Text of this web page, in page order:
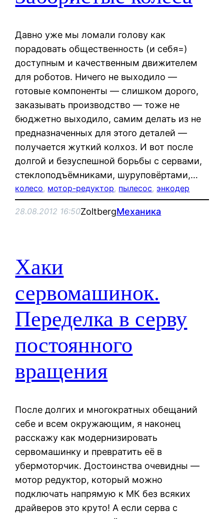
Давно уже мы ломали голову как
порадовать общественность (и себя=)
доступным и качественным движителем
для роботов. Ничего не выходило —
готовые компоненты — слишком дорого,
заказывать производство — тоже не
бюджетно выходило, самим делать из не
предназначенных для этого деталей —
получается жуткий колхоз. И вот после
долгой и безуспешной борьбы с сервами,
стеклоподъёмниками, шуруповёртами,…
колесо, мотор-редуктор, пылесос, энкодер
28.08.2012 16:50ZoltbergМеханика
Хаки
сервомашинок.
Переделка в серву
постоянного
вращения
После долгих и многократных обещаний
себе и всем окружающим, я наконец
расскажу как модернизировать
сервомашинку и превратить её в
убермоторчик. Достоинства очевидны —
мотор редуктор, который можно
подключать напрямую к МК без всяких
драйверов это круто! А если серва с